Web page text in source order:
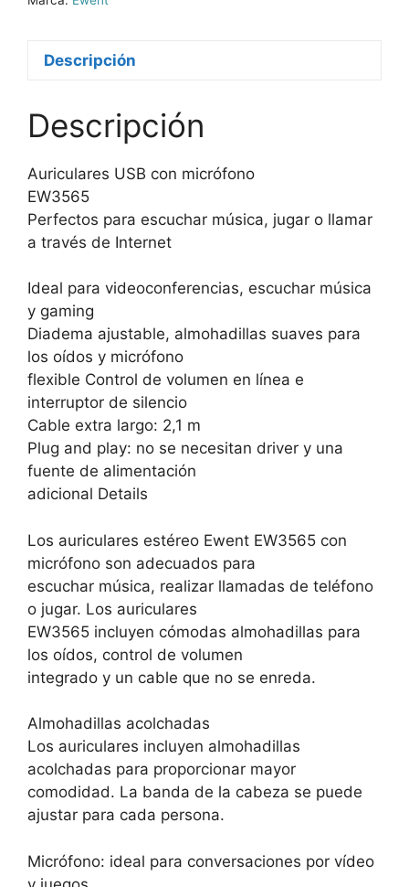
Descripción
Descripción
Auriculares USB con micrófono
EW3565
Perfectos para escuchar música, jugar o llamar
a través de Internet
Ideal para videoconferencias, escuchar música
y gaming
Diadema ajustable, almohadillas suaves para
los oídos y micrófono
flexible Control de volumen en línea e
interruptor de silencio
Cable extra largo: 2,1 m
Plug and play: no se necesitan driver y una
fuente de alimentación
adicional Details
Los auriculares estéreo Ewent EW3565 con
micrófono son adecuados para
escuchar música, realizar llamadas de teléfono
o jugar. Los auriculares
EW3565 incluyen cómodas almohadillas para
los oídos, control de volumen
integrado y un cable que no se enreda.
Almohadillas acolchadas
Los auriculares incluyen almohadillas
acolchadas para proporcionar mayor
comodidad. La banda de la cabeza se puede
ajustar para cada persona.
Micrófono: ideal para conversaciones por vídeo